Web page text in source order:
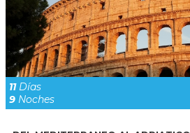
11Días
9 Noches